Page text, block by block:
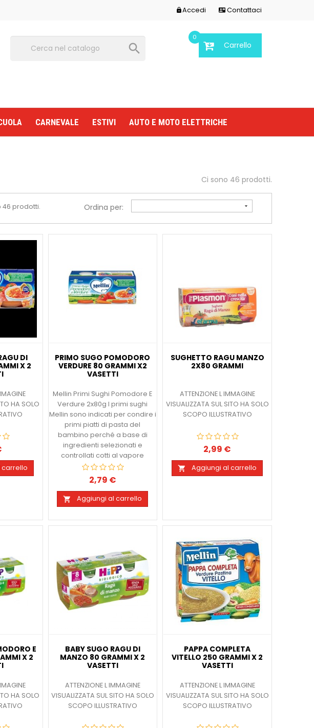
Accedi  Contattaci
 Carrello
0
CARNEVALE ESTIVI AUTO E MOTO ELETTRICHE
Ci sono 46 prodotti.
46 prodotti. Ordina per: 
DI
X 2
HA SOLO
carrello
PRIMO SUGO POMODORO
VERDURE 80 GRAMMI X2
VASETTI
Mellin Primi Sughi Pomodore E
Verdure 2x80g I primi sughi
Mellin sono indicati per condire i
primi piatti di pasta del
bambino perché a base di
ingredienti selezionati e
controllati cotti al vapore
Prezzo
2,79 €
 Aggiungi al carrello
SUGHETTO RAGU MANZO
2X80 GRAMMI
ATTENZIONE L IMMAGINE
VISUALIZZATA SUL SITO HA SOLO
SCOPO ILLUSTRATIVO
Prezzo
2,99 €
 Aggiungi al carrello
E
X 2
HA SOLO
BABY SUGO RAGU DI
MANZO 80 GRAMMI X 2
VASETTI
ATTENZIONE L IMMAGINE
VISUALIZZATA SUL SITO HA SOLO
SCOPO ILLUSTRATIVO
PAPPA COMPLETA
VITELLO 250 GRAMMI X 2
VASETTI
ATTENZIONE L IMMAGINE
VISUALIZZATA SUL SITO HA SOLO
SCOPO ILLUSTRATIVO